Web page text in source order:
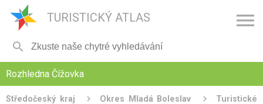
TURISTICKÝ ATLAS 

Rozhledna Čížovka
Středočeský kraj Okres Mladá Boleslav
Turistické